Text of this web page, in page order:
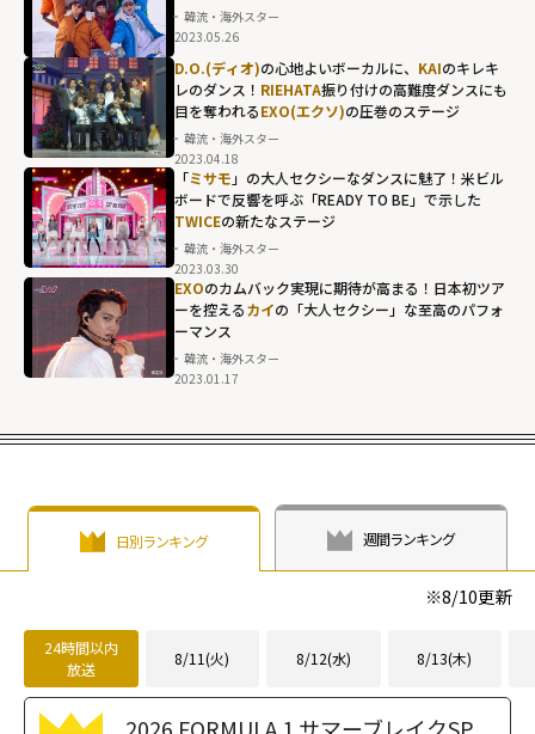
韓流・海外スター
2023.05.26
D.O.(ディオ)の心地よいボーカルに、 KAIのキレキ
レのダンス！ RIEHATA振り付けの高難度ダンスにも
目を奪われるEXO(エクソ)の圧巻のステージ
韓流・海外スター
2023.04.18
「ミサモ 」の大人セクシーなダンスに魅了！米ビル
ボードで反響を呼ぶ「READY TO BE」で示した
TWICEの新たなステージ
韓流・海外スター
2023.03.30
EXOのカムバック実現に期待が高まる！日本初ツア
ーを控えるカイの「大人セクシー」な至高のパフォ
ーマンス
韓流・海外スター
2023.01.17
日別ランキング 週間ランキング
※8/10更新
24時間以内
放送
8/11(火) 8/12(水) 8/13(木)